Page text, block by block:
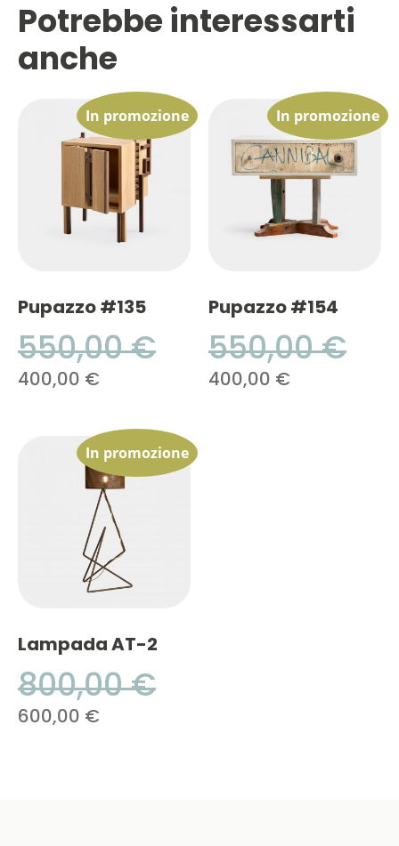
Potrebbe interessarti
anche
In promozione
Pupazzo #135
550,00€
400,00 €
In promozione
Pupazzo #154
550,00€
400,00 €
In promozione
Lampada AT-2
800,00€
600,00 €